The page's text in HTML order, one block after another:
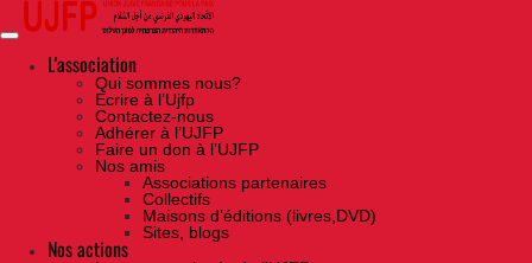
Skip
the
contentL'association
Qui sommes nous?
Ecrire à l’Ujfp
Contactez-nous
Adhérer à l’UJFP
Faire un don à l’UJFP
Nos amis
Associations partenaires
Collectifs
Maisons d’éditions (livres,DVD)
Sites, blogs
Nos actions